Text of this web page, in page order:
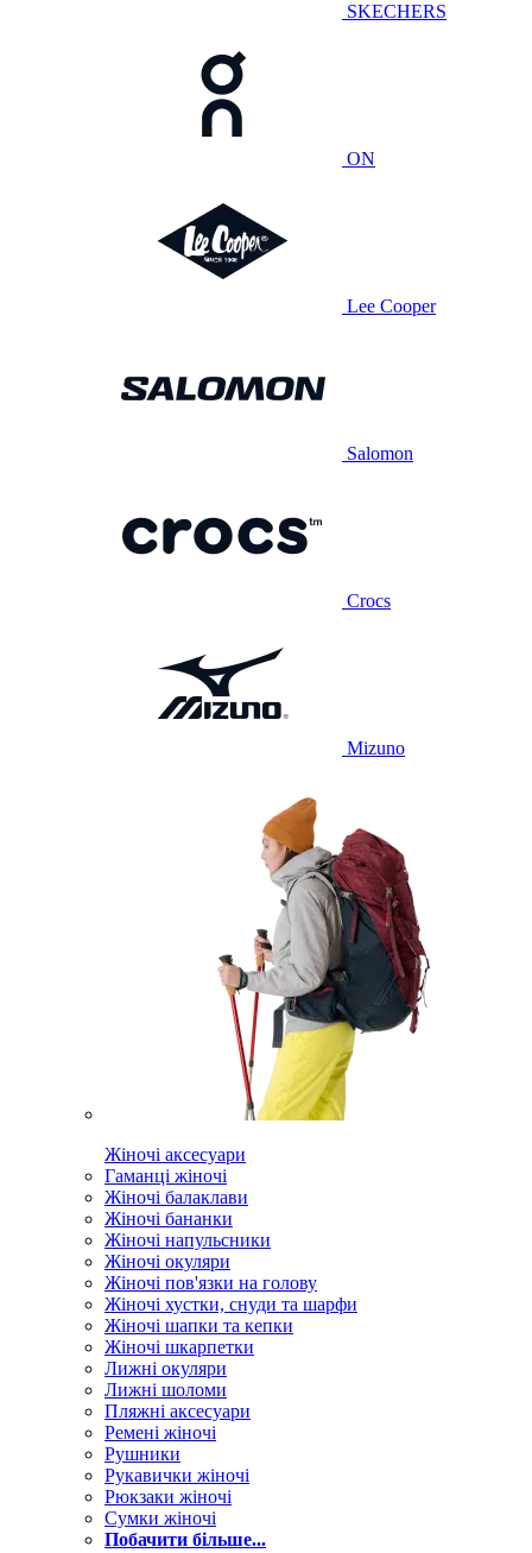
SKECHERS
ON
Lee Cooper
Salomon
Crocs
Mizuno
Жіночі аксесуари
Гаманці жіночі
Жіночі балаклави
Жіночі бананки
Жіночі напульсники
Жіночі окуляри
Жіночі пов'язки на голову
Жіночі хустки, снуди та шарфи
Жіночі шапки та кепки
Жіночі шкарпетки
Лижні окуляри
Лижні шоломи
Пляжні аксесуари
Ремені жіночі
Рушники
Рукавички жіночі
Рюкзаки жіночі
Сумки жіночі
Побачити більше...